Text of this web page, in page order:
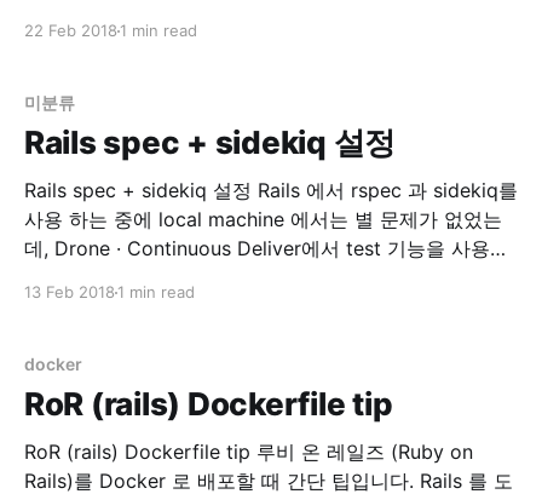
22 Feb 2018 1 min read
미분류
Rails spec + sidekiq 설정
Rails spec + sidekiq 설정 Rails 에서 rspec 과 sidekiq를
사용 하는 중에 local machine 에서는 별 문제가 없었는
데, Drone · Continuous Deliver에서 test 기능을 사용하
13 Feb 2018 1 min read
docker
RoR (rails) Dockerfile tip
RoR (rails) Dockerfile tip 루비 온 레일즈 (Ruby on
Rails)를 Docker 로 배포할 때 간단 팁입니다. Rails 를 도